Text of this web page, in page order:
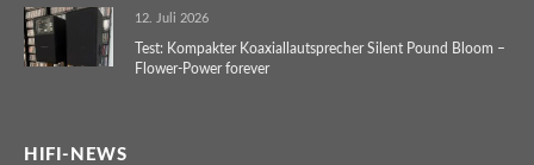
12. Juli 2026
Test: Kompakter Koaxiallautsprecher Silent Pound Bloom –
Flower-Power forever
HIFI-NEWS